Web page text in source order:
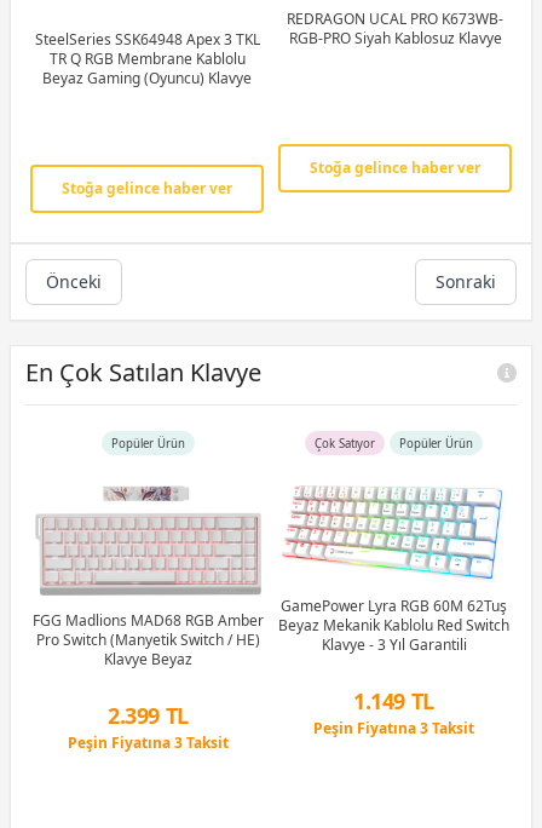
SteelSeries SSK64948 Apex 3 TKL
TR Q RGB Membrane Kablolu
Beyaz Gaming (Oyuncu) Klavye
Stoğa gelince haber ver
REDRAGON UCAL PRO K673WB-
RGB-PRO Siyah Kablosuz Klavye
Stoğa gelince haber ver
Önceki Sonraki
En Çok Satılan Klavye
Popüler Ürün
FGG Madlions MAD68 RGB Amber
Pro Switch (Manyetik Switch / HE)
Klavye Beyaz
2.399 TL
Peşin Fiyatına 3 Taksit
Çok Satıyor Popüler Ürün
GamePower Lyra RGB 60M 62Tuş
Beyaz Mekanik Kablolu Red Switch
Klavye - 3 Yıl Garantili
1.149 TL
Peşin Fiyatına 3 Taksit